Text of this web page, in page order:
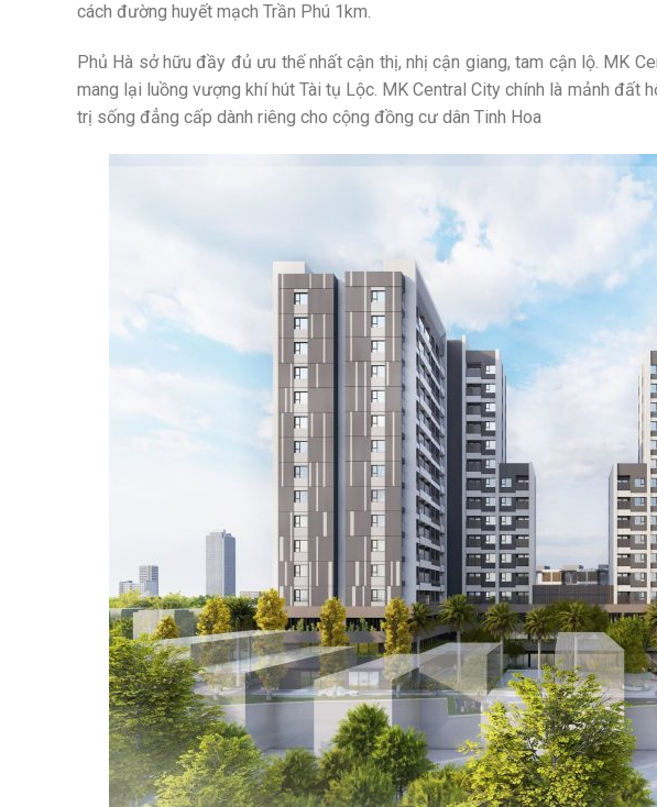
cách đường huyết mạch Trần Phú 1km.
Phủ Hà sở hữu đầy đủ ưu thế nhất cận thị, nhị cận giang, tam cận lộ. MK
mang lại luồng vượng khí hút Tài tụ Lộc. MK Central City chính là mảnh đất
trị sống đẳng cấp dành riêng cho cộng đồng cư dân Tinh Hoa